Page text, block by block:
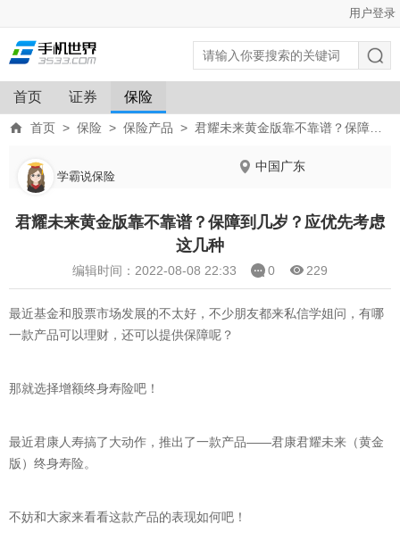
用户登录
首页 证券 保险
首页 > 保险 > 保险产品 > 君耀未来黄金版靠不靠谱？保障到几岁？应优先考虑这几种
学霸说保险
中国广东
君耀未来黄金版靠不靠谱？保障到几岁？应优先考虑
这几种
编辑时间：2022-08-08 22:33 0 229
最近基金和股票市场发展的不太好，不少朋友都来私信学姐问，有哪
一款产品可以理财，还可以提供保障呢？
那就选择增额终身寿险吧！
最近君康人寿搞了大动作，推出了一款产品——君康君耀未来（黄金
版）终身寿险。
不妨和大家来看看这款产品的表现如何吧！